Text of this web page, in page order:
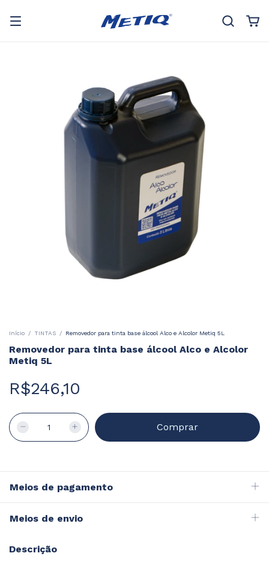
Início / TINTAS / Removedor para tinta base álcool Alco e Alcolor Metiq 5L
Removedor para tinta base álcool Alco e Alcolor
Metiq 5L
R$246,10
Meios de pagamento
Meios de envio
Descrição